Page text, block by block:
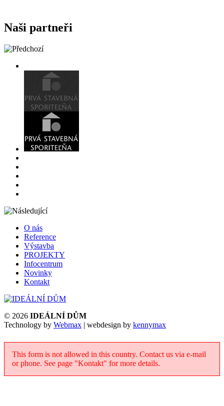
Naši partneři
O nás
Reference
Výstavba
PROJEKTY
Infocentrum
Novinky
Kontakt
© 2026 IDEÁLNÍ DŮM
Technology by Webmax | webdesign by kennymax
This form is not allowed in this country. Contact us via e-mail
or phone. See page "Kontakt" for more details.